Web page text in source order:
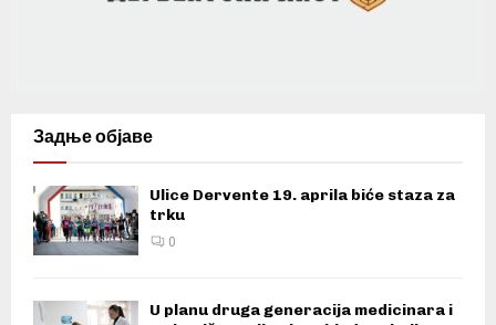
Задње објаве
Ulice Dervente 19. aprila biće staza za
trku
0
U planu druga generacija medicinara i